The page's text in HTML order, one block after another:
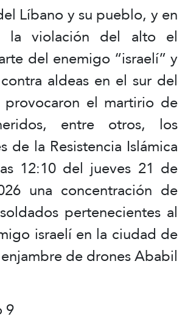
Líbano y su pueblo, y en
la violación del alto el
del enemigo “israelí” y
aldeas en el sur del
el martirio de
entre otros, los
de la Resistencia Islámica
12:10 del jueves 21 de
una concentración de
pertenecientes al
israelí en la ciudad de
de drones Ababil
9